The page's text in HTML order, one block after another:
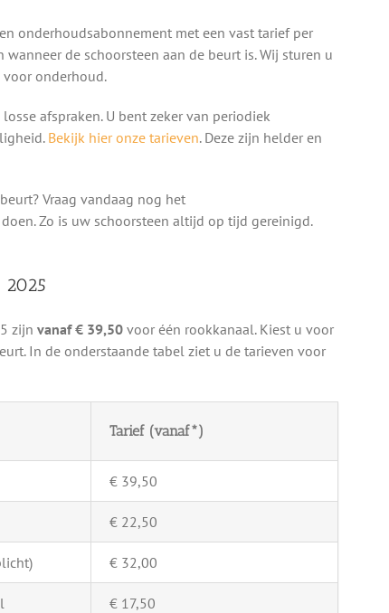
onderhoudsabonnement met een vast tarief per
de schoorsteen aan de beurt is. Wij sturen u
onderhoud.
afspraken. U bent zeker van periodiek
Bekijk hier onze tarieven. Deze zijn helder en
Vraag vandaag nog het
Zo is uw schoorsteen altijd op tijd gereinigd.
2025
zijn vanaf € 39,50voor één rookkanaal. Kiest u voor
In de onderstaande tabel ziet u de tarieven voor
Tarief (vanaf*)
€ 39,50
€ 22,50
€ 32,00
€ 17,50